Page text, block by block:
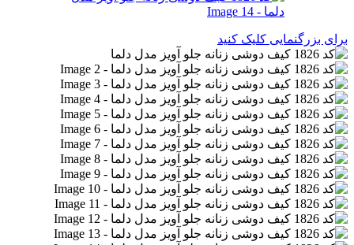
برای بزرگنمایی کلیک کنید